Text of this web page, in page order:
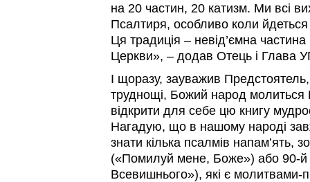
на 20 частин, 20 катизм. Ми всі
Псалтиря, особливо коли
Ця традиція – невід’ємна
Церкви», – додав Отець і Глава
І щоразу, зауважив
труднощі, Божий народ молиться
відкрити для себе цю книгу
Нагадую, що в нашому народі
знати кілька псалмів напам’ять,
(«Помилуй мене, Боже») або 90-й
Всевишнього»), які є